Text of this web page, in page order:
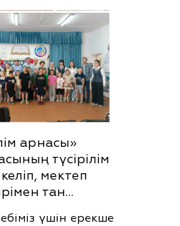
арнасы»
түсірілім
мектеп
тан…
үшін ерекше